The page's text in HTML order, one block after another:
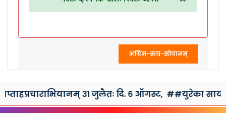
अग्रिम-क्रय-सोपानम्
३१ जुलैतः दि. ६ ऑगस्ट,##युरेका सायन्स